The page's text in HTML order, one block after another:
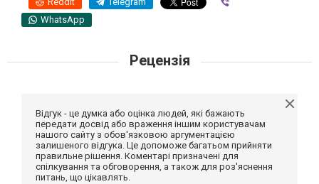
WhatsApp
Рецензія
Відгук - це думка або оцінка людей, які бажають
передати досвід або враження іншим користувачам
нашого сайту з обов'язковою аргументацією
залишеного відгука. Це допоможе багатьом прийняти
правильне рішення. Коментарі призначені для
спілкування та обговорення, а також для роз'яснення
питань, що цікавлять.